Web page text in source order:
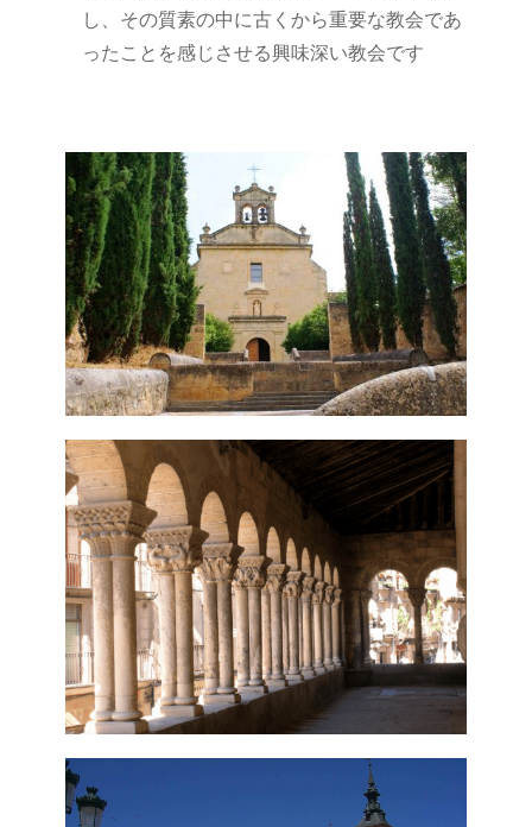
し、その質素の中に古くから重要な教会であ
ったことを感じさせる興味深い教会です